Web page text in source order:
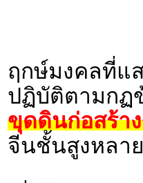
ฤกษ์มงคลที่แ
ปฏิบัติตามก
ขุดดินก่อสร้า
จีนชั้นสูงหลา